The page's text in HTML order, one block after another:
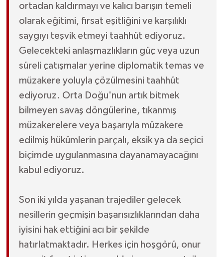
ortadan kaldırmayı ve kalıcı barışın temeli
olarak eğitimi, fırsat eşitliğini ve karşılıklı
saygıyı teşvik etmeyi taahhüt ediyoruz.
Gelecekteki anlaşmazlıkların güç veya uzun
süreli çatışmalar yerine diplomatik temas ve
müzakere yoluyla çözülmesini taahhüt
ediyoruz. Orta Doğu'nun artık bitmek
bilmeyen savaş döngülerine, tıkanmış
müzakerelere veya başarıyla müzakere
edilmiş hükümlerin parçalı, eksik ya da seçici
biçimde uygulanmasına dayanamayacağını
kabul ediyoruz.
Son iki yılda yaşanan trajediler gelecek
nesillerin geçmişin başarısızlıklarından daha
iyisini hak ettiğini acı bir şekilde
hatırlatmaktadır. Herkes için hoşgörü, onur